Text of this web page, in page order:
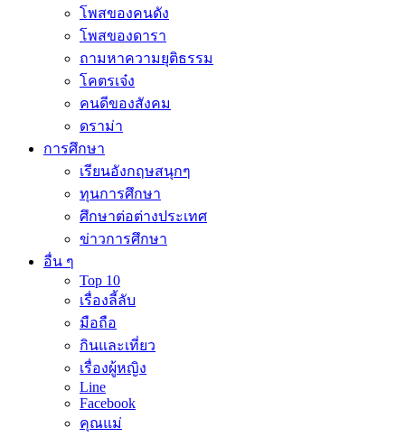
โพสของคนดัง
โพสของดารา
ถามหาความยุติธรรม
โคตรเจ๋ง
คนดีของสังคม
ดราม่า
การศึกษา
เรียนอังกฤษสนุกๆ
ทุนการศึกษา
ศึกษาต่อต่างประเทศ
ข่าวการศึกษา
อื่น ๆ
Top 10
เรื่องลี้ลับ
มือถือ
กินและเที่ยว
เรื่องผู้หญิง
Line
Facebook
คุณแม่